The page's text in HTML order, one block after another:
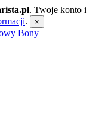
. Twoje konto i
. ×
Bony